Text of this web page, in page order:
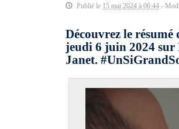
Publié le 15 mai 2024 à 06:44 -
Découvrez le résumé
jeudi 6 juin 2024 sur
Janet.